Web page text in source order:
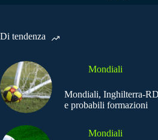
Di tendenza
Mondiali
Mondiali, Inghilterra-
e probabili formazioni
Mondiali